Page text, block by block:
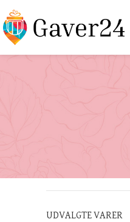
UDVALGTE VARER